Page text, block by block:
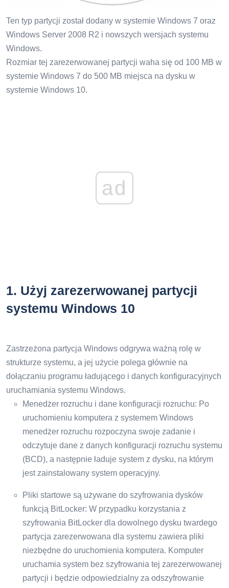
Ten typ partycji został dodany w systemie Windows 7 oraz
Windows Server 2008 R2 i nowszych wersjach systemu
Windows.
Rozmiar tej zarezerwowanej partycji waha się od 100 MB w
systemie Windows 7 do 500 MB miejsca na dysku w
systemie Windows 10.
ad
1. Użyj zarezerwowanej partycji
systemu Windows 10
Zastrzeżona partycja Windows odgrywa ważną rolę w
strukturze systemu, a jej użycie polega głównie na
dołączaniu programu ładującego i danych konfiguracyjnych
uruchamiania systemu Windows.
Menedżer rozruchu i dane konfiguracji rozruchu: Po
uruchomieniu komputera z systemem Windows
menedżer rozruchu rozpoczyna swoje zadanie i
odczytuje dane z danych konfiguracji rozruchu systemu
(BCD), a następnie ładuje system z dysku, na którym
jest zainstalowany system operacyjny.
Pliki startowe są używane do szyfrowania dysków
funkcją BitLocker: W przypadku korzystania z
szyfrowania BitLocker dla dowolnego dysku twardego
partycja zarezerwowana dla systemu zawiera pliki
niezbędne do uruchomienia komputera. Komputer
uruchamia system bez szyfrowania tej zarezerwowanej
partycji i będzie odpowiedzialny za odszyfrowanie